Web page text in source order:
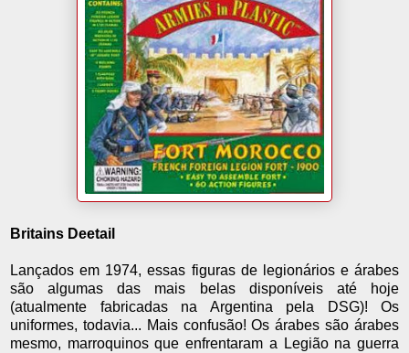
Britains Deetail
Lançados em 1974, essas figuras de legionários e árabes
são algumas das mais belas disponíveis até hoje
(atualmente fabricadas na Argentina pela DSG)! Os
uniformes, todavia... Mais confusão! Os árabes são árabes
mesmo, marroquinos que enfrentaram a Legião na guerra